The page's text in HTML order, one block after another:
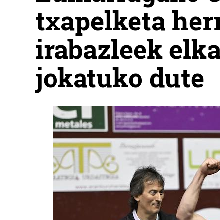
txapelketa
irabazleek
jokatuko dute